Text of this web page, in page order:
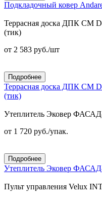
Подкладочный ковер
Террасная доска ДПК CM
(тик)
от 2 583 руб./шт
Подробнее
Террасная доска ДПК CM
(тик)
Утеплитель Эковер
от 1 720 руб./упак.
Подробнее
Утеплитель Эковер
Пульт управления Velux